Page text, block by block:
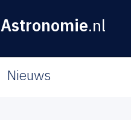
Astronomie.nl
Nieuws